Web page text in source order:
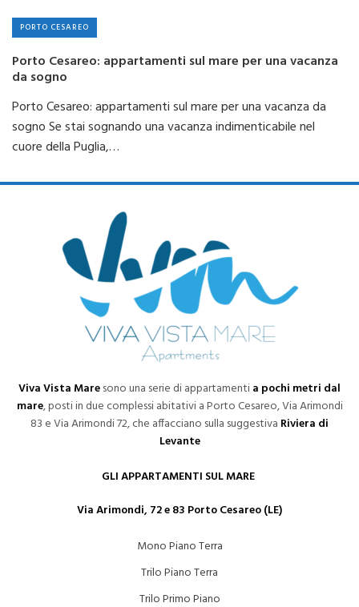
PORTO CESAREO
Porto Cesareo: appartamenti sul mare per una vacanza
da sogno
Porto Cesareo: appartamenti sul mare per una vacanza da
sogno Se stai sognando una vacanza indimenticabile nel
cuore della Puglia,…
Viva Vista Maresono una serie di appartamentia pochi metri dal
mare, posti in due complessi abitativi a Porto Cesareo, Via Arimondi
83 e Via Arimondi 72, che affacciano sulla suggestiva Riviera di
Levante
GLI APPARTAMENTI SUL MARE
Via Arimondi, 72 e 83 Porto Cesareo (LE)
Mono Piano Terra
Trilo Piano Terra
Trilo Primo Piano